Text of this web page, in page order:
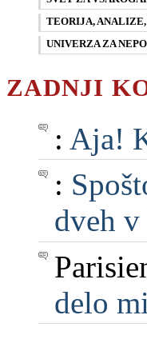
TEORIJA,
UNIVERZA ZA
ZADNJI
: Aja!
:
dveh
delo